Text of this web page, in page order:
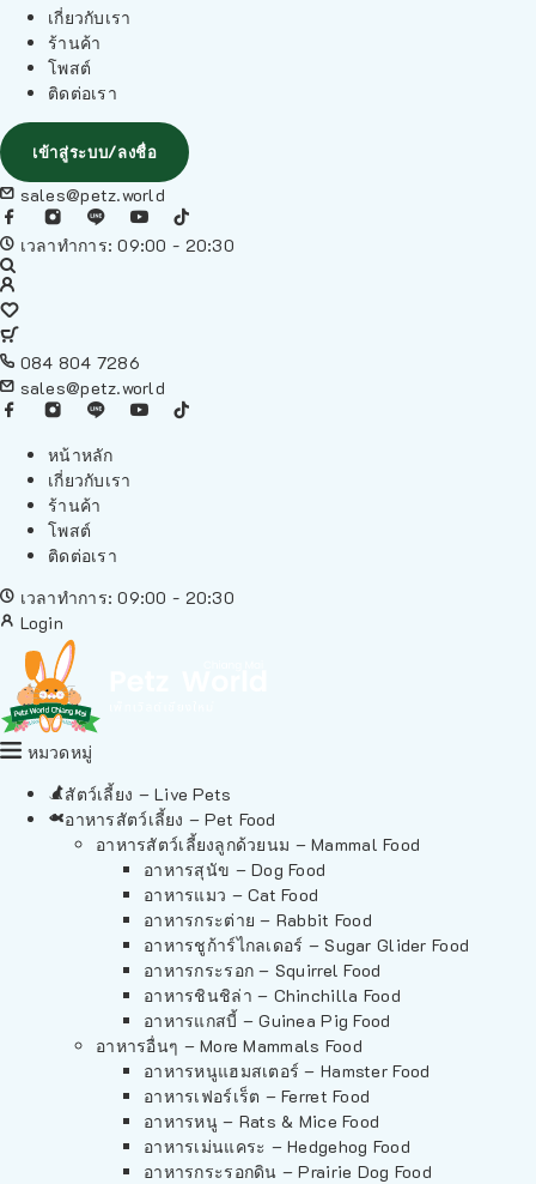
เกี่ยวกับเรา
ร้านค้า
โพสต์
ติดต่อเรา
เข้าสู่ระบบ/ลงชื่อ
sales@petz.world
เวลาทำการ: 09:00 - 20:30
084 804 7286
sales@petz.world
หน้าหลัก
เกี่ยวกับเรา
ร้านค้า
โพสต์
ติดต่อเรา
เวลาทำการ: 09:00 - 20:30
Login
หมวดหมู่
สัตว์เลี้ยง – Live Pets
อาหารสัตว์เลี้ยง – Pet Food
อาหารสัตว์เลี้ยงลูกด้วยนม – Mammal Food
อาหารสุนัข – Dog Food
อาหารแมว – Cat Food
อาหารกระต่าย – Rabbit Food
อาหารชูก้าร์ไกลเดอร์ – Sugar Glider Food
อาหารกระรอก – Squirrel Food
อาหารชินชิล่า – Chinchilla Food
อาหารแกสบี้ – Guinea Pig Food
อาหารอื่นๆ – More Mammals Food
อาหารหนูแฮมสเตอร์ – Hamster Food
อาหารเฟอร์เร็ต – Ferret Food
อาหารหนู – Rats & Mice Food
อาหารเม่นแคระ – Hedgehog Food
อาหารกระรอกดิน – Prairie Dog Food